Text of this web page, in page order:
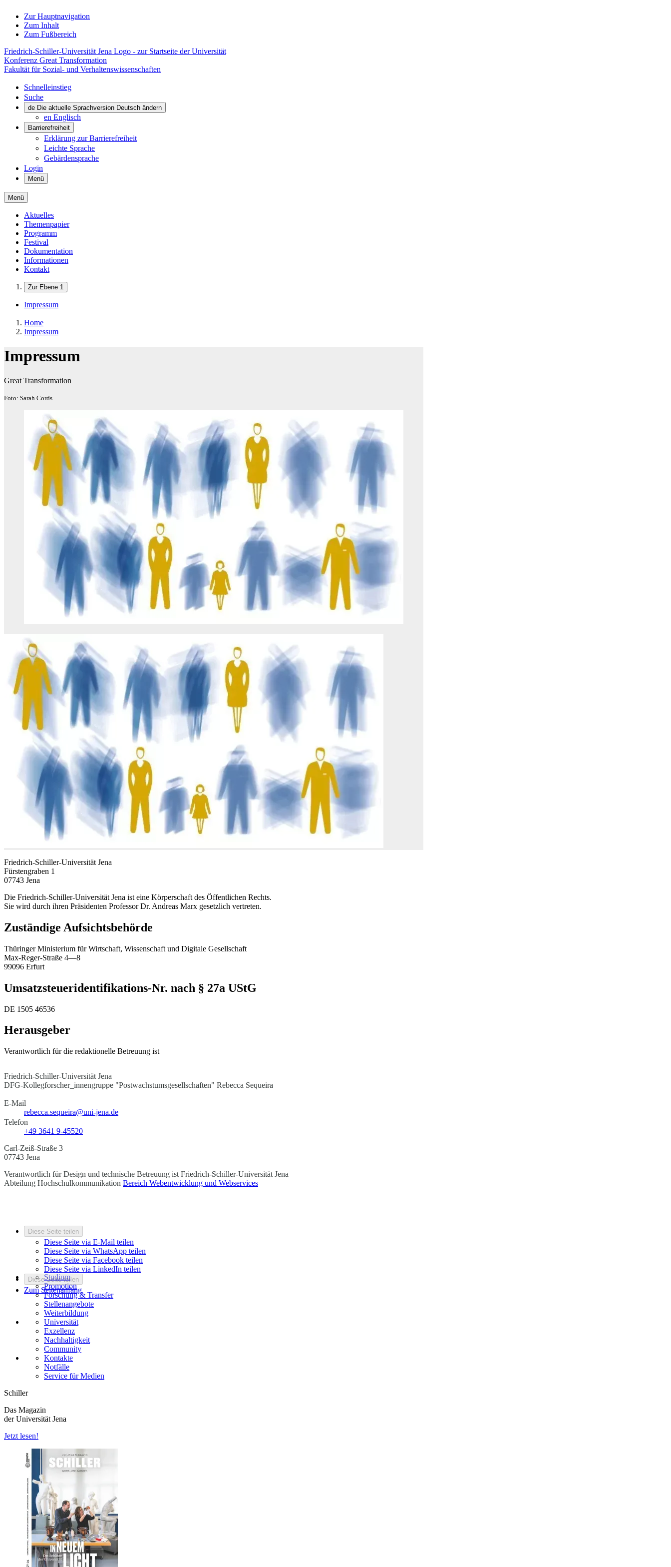
Zur Hauptnavigation
Zum Inhalt
Zum Fußbereich
Friedrich-Schiller-Universität Jena Logo - zur Startseite der Universität
Konferenz Great Transformation
Fakultät für Sozial- und Verhaltenswissenschaften
Schnelleinstieg
Suche
de Die aktuelle Sprachversion Deutsch ändern
en Englisch
Barrierefreiheit
Erklärung zur Barrierefreiheit
Leichte Sprache
Gebärdensprache
Login
Menü
Menü
Aktuelles
Themenpapier
Programm
Festival
Dokumentation
Informationen
Kontakt
Zur Ebene 1
Impressum
Home
Impressum
Impressum
Great Transformation
Foto: Sarah Cords
Friedrich-Schiller-Universität Jena
Fürstengraben 1
07743 Jena
Die Friedrich-Schiller-Universität Jena ist eine Körperschaft des Öffentlichen Rechts.
Sie wird durch ihren Präsidenten Professor Dr. Andreas Marx gesetzlich vertreten.
Zuständige Aufsichtsbehörde
Thüringer Ministerium für Wirtschaft, Wissenschaft und Digitale Gesellschaft
Max-Reger-Straße 4—8
99096 Erfurt
Umsatzsteueridentifikations-Nr. nach § 27a UStG
DE 1505 46536
Herausgeber
Verantwortlich für die redaktionelle Betreuung ist
Friedrich-Schiller-Universität Jena
DFG-Kollegforscher_innengruppe "Postwachstumsgesellschaften" Rebecca Sequeira
E-Mail
rebecca.sequeira@uni-jena.de
Telefon
+49 3641 9-45520
Carl-Zeiß-Straße 3
07743 Jena
Verantwortlich für Design und technische Betreuung ist Friedrich-Schiller-Universität Jena
Abteilung Hochschulkommunikation Bereich Webentwicklung und Webservices
Diese Seite teilen
Diese Seite via E-Mail teilen
Diese Seite via WhatsApp teilen
Diese Seite via Facebook teilen
Diese Seite via LinkedIn teilen
Diese Seite teilen
Zum Seitenanfang
Studium
Promotion
Forschung & Transfer
Stellenangebote
Weiterbildung
Universität
Exzellenz
Nachhaltigkeit
Community
Kontakte
Notfälle
Service für Medien
Schiller
Das Magazin
der Universität Jena
Jetzt lesen!